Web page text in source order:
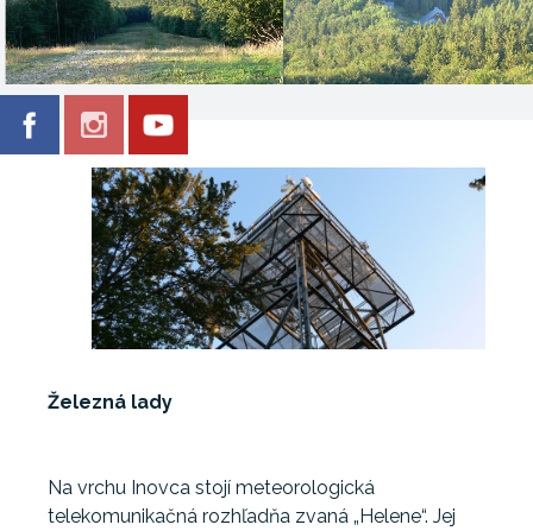
Železná lady
Na vrchu Inovca stojí meteorologická
telekomunikačná rozhľadňa zvaná „Helene“. Jej